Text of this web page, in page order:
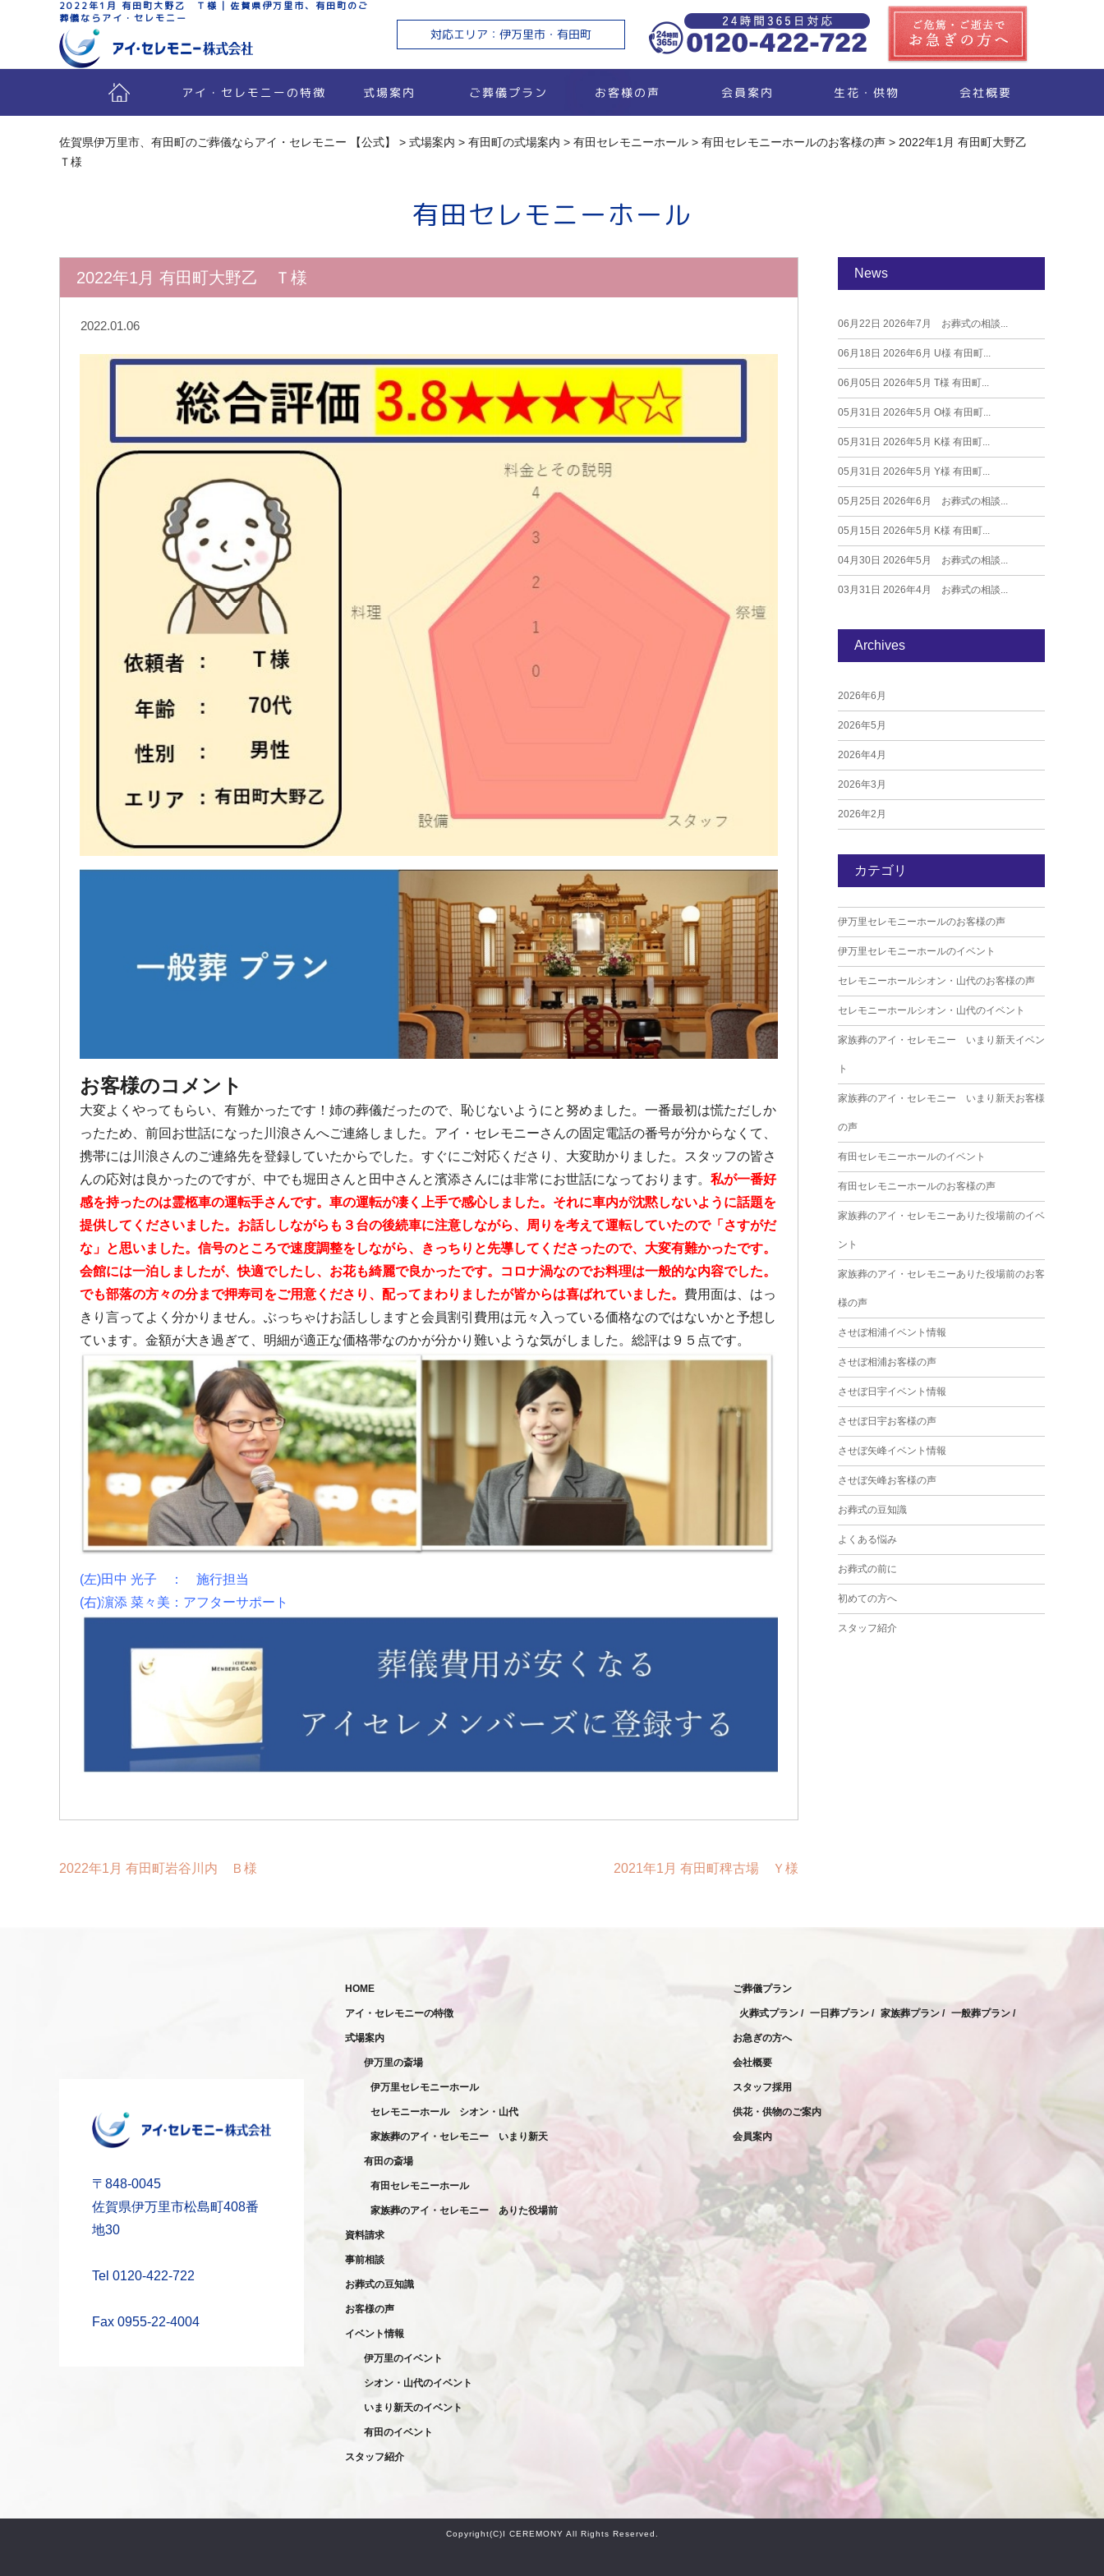
2022年1月 有田町大野乙 Ｔ様 | 佐賀県伊万里市、有田町のご
葬儀ならアイ・セレモニー
対応エリア：伊万里市・有田町
アイ・セレモニーの特徴 式場案内 ご葬儀プラン お客様の声 会員案内 生花・供物 会社概要
佐賀県伊万里市、有田町のご葬儀ならアイ・セレモニー 【公式】 > 式場案内 > 有田町の式場案内 > 有田セレモニーホール > 有田セレモニーホールのお客様の声 > 2022年1月 有田町大野乙
Ｔ様
有田セレモニーホール
2022年1月 有田町大野乙 Ｔ様
2022.01.06
お客様のコメント
大変よくやってもらい、有難かったです！姉の葬儀だったので、恥じないようにと努めました。一番最初は慌ただしか
ったため、前回お世話になった川浪さんへご連絡しました。アイ・セレモニーさんの固定電話の番号が分からなくて、
携帯には川浪さんのご連絡先を登録していたからでした。すぐにご対応くださり、大変助かりました。スタッフの皆さ
んの応対は良かったのですが、中でも堀田さんと田中さんと濱添さんには非常にお世話になっております。 私が一番好
感を持ったのは霊柩車の運転手さんです。車の運転が凄く上手で感心しました。それに車内が沈黙しないように話題を
提供してくださいました。お話ししながらも３台の後続車に注意しながら、周りを考えて運転していたので「さすがだ
な」と思いました。信号のところで速度調整をしながら、きっちりと先導してくださったので、大変有難かったです。
会館には一泊しましたが、快適でしたし、お花も綺麗で良かったです。コロナ渦なのでお料理は一般的な内容でした。
でも部落の方々の分まで押寿司をご用意くださり、配ってまわりましたが皆からは喜ばれていました。 費用面は、はっ
きり言ってよく分かりません。ぶっちゃけお話ししますと会員割引費用は元々入っている価格なのではないかと予想し
ています。金額が大き過ぎて、明細が適正な価格帯なのかが分かり難いような気がしました。総評は９５点です。
(左)田中 光子 ： 施行担当
(右)濵添 菜々美：アフターサポート
2022年1月 有田町岩谷川内 Ｂ様 2021年1月 有田町稗古場 Ｙ様
News
06月22日 2026年7月 お葬式の相談...
06月18日 2026年6月 U様 有田町...
06月05日 2026年5月 T様 有田町...
05月31日 2026年5月 O様 有田町...
05月31日 2026年5月 K様 有田町...
05月31日 2026年5月 Y様 有田町...
05月25日 2026年6月 お葬式の相談...
05月15日 2026年5月 K様 有田町...
04月30日 2026年5月 お葬式の相談...
03月31日 2026年4月 お葬式の相談...
Archives
2026年6月
2026年5月
2026年4月
2026年3月
2026年2月
2025年12月
2025年3月
2025年2月
2025年1月
2024年11月
2024年9月
2024年8月
2024年7月
2024年6月
2024年5月
2024年4月
2024年3月
2024年2月
2024年1月
2023年12月
2023年11月
2022年5月
2022年4月
2022年3月
2022年2月
2021年12月
2021年11月
2021年10月
2021年8月
2021年7月
2021年5月
2021年4月
カテゴリ
伊万里セレモニーホールのお客様の声
伊万里セレモニーホールのイベント
セレモニーホールシオン・山代のお客様の声
セレモニーホールシオン・山代のイベント
家族葬のアイ・セレモニー いまり新天イベン
ト
家族葬のアイ・セレモニー いまり新天お客様
の声
有田セレモニーホールのイベント
有田セレモニーホールのお客様の声
家族葬のアイ・セレモニーありた役場前のイベ
ント
家族葬のアイ・セレモニーありた役場前のお客
様の声
させぼ相浦イベント情報
させぼ相浦お客様の声
させぼ日宇イベント情報
させぼ日宇お客様の声
させぼ矢峰イベント情報
させぼ矢峰お客様の声
お葬式の豆知識
よくある悩み
お葬式の前に
初めての方へ
スタッフ紹介
〒848-0045
佐賀県伊万里市松島町408番
地30
Tel 0120-422-722
Fax 0955-22-4004
HOME
アイ・セレモニーの特徴
式場案内
伊万里の斎場
伊万里セレモニーホール
セレモニーホール シオン・山代
家族葬のアイ・セレモニー いまり新天
有田の斎場
有田セレモニーホール
家族葬のアイ・セレモニー ありた役場前
ご葬儀プラン
火葬式プラン 一日葬プラン 家族葬プラン 一般葬プラン
お急ぎの方へ
会社概要
スタッフ採用
供花・供物のご案内
会員案内
資料請求
事前相談
お葬式の豆知識
お客様の声
イベント情報
伊万里のイベント
シオン・山代のイベント
いまり新天のイベント
有田のイベント
スタッフ紹介
Copyright(C)I CEREMONY All Rights Reserved.